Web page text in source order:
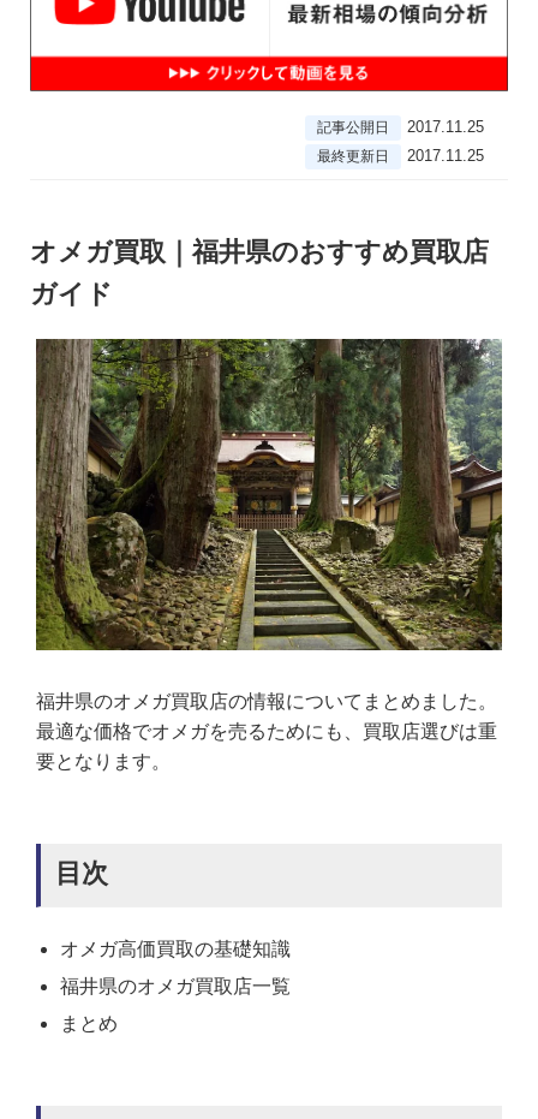
記事公開日 2017.11.25
最終更新日 2017.11.25
オメガ買取｜福井県のおすすめ買取店
ガイド
福井県のオメガ買取店の情報についてまとめました。
最適な価格でオメガを売るためにも、買取店選びは重
要となります。
目次
オメガ高価買取の基礎知識
福井県のオメガ買取店一覧
まとめ